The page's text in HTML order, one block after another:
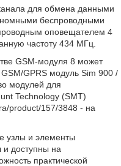
для обмена данными
беспроводными
оповещателем 4
частоту 434 МГц.
GSM-модуля 8 может
GPRS модуль Sim 900 /
модулей для
Technology (SMT)
product/157/3848 - на
узлы и элементы
и доступны на
практической